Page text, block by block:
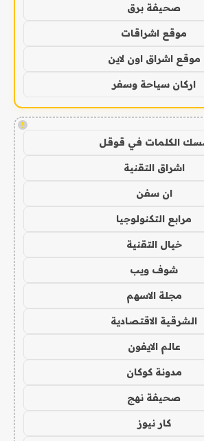
صحيفة برق
موقع اشراقات
موقع اشراق اون لاين
اركان سياحة وسفر
!
الكلمات في قوقل
اشراق التقنية
ان سفن
مرابع التكنولوجيا
خيال التقنية
شوف ويب
مجلة الاسهم
الشرقية الاقتصادية
عالم الايفون
مدونة كوكان
صحيفة نهج
كار نيوز